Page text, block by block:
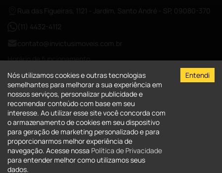
Entre em contato
Rua das Figueiras, 1121 - Jardim, Santo André - SP, 09080-370
(11) 4432-4112
contato@invictusimoveis.com.br
Horário de funcionamento
Segunda a sexta das 08:00-18:00
Sábados das 09:00-13:00
CRECI-026017-J
A Invictus Imóveis
Quem Somos
Fale Conosco
Serviços - Administração de Bens
Imóveis
Imóveis para comprar
Imóveis para alugar
Clientes
Nós utilizamos cookies e outras tecnologias
semelhantes para melhorar a sua experiência em
nossos serviços, personalizar publicidade e
recomendar conteúdo com base em seu
interesse. Ao utilizar esse site você concorda com
o armazenamento de cookies em seu dispositivo
para geração de marketing personalizado e para
proporcionarmos melhor experiência de
navegação. Acesse nossa Política de Privacidade
para entender melhor como utilizamos seus
dados.
Entendi